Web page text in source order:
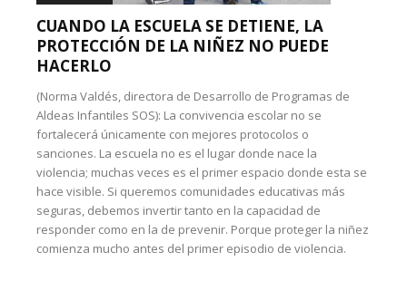
CUANDO LA ESCUELA SE DETIENE, LA
PROTECCIÓN DE LA NIÑEZ NO PUEDE
HACERLO
(Norma Valdés, directora de Desarrollo de Programas de
Aldeas Infantiles SOS): La convivencia escolar no se
fortalecerá únicamente con mejores protocolos o
sanciones. La escuela no es el lugar donde nace la
violencia; muchas veces es el primer espacio donde esta se
hace visible. Si queremos comunidades educativas más
seguras, debemos invertir tanto en la capacidad de
responder como en la de prevenir. Porque proteger la niñez
comienza mucho antes del primer episodio de violencia.